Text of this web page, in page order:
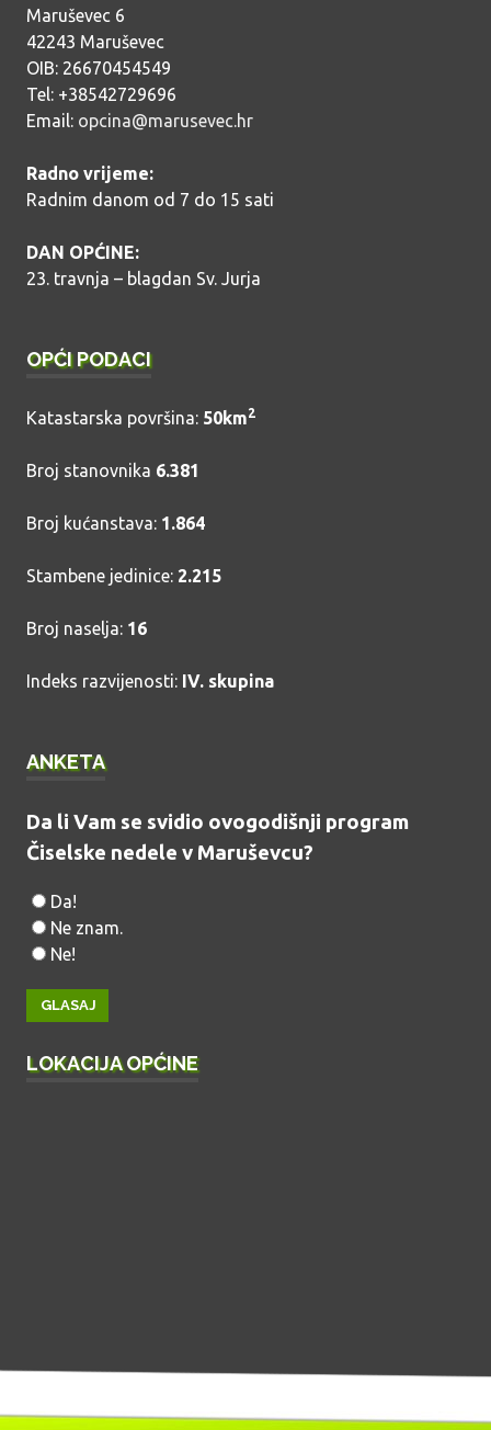
Maruševec 6
42243 Maruševec
OIB: 26670454549
Tel: +38542729696
Email: opcina@marusevec.hr
Radno vrijeme:
Radnim danom od 7 do 15 sati
DAN OPĆINE:
23. travnja – blagdan Sv. Jurja
OPĆI PODACI
Katastarska površina: 50km2
Broj stanovnika 6.381
Broj kućanstava: 1.864
Stambene jedinice: 2.215
Broj naselja: 16
Indeks razvijenosti: IV. skupina
ANKETA
Da li Vam se svidio ovogodišnji program
Čiselske nedele v Maruševcu?
Da!
Ne znam.
Ne!
LOKACIJA OPĆINE